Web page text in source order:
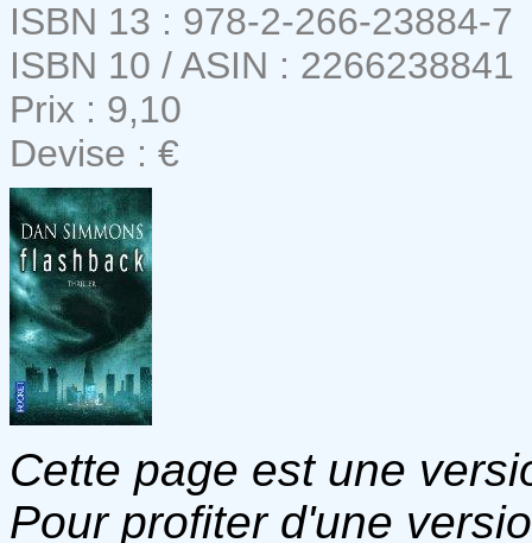
ISBN 13 : 978-2-266-23884-7
ISBN 10 / ASIN : 2266238841
Prix : 9,10
Devise : €
Cette page est une
Pour profiter d'une